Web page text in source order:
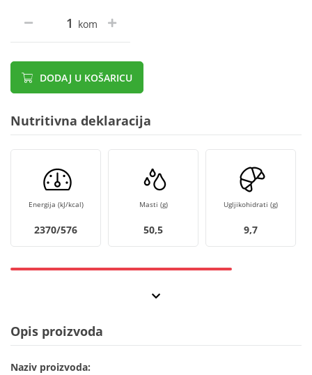
kom
DODAJ U KOŠARICU
Nutritivna deklaracija
Energija (kJ/kcal)
2370/576
Masti (g)
50,5
Ugljikohidrati (g)
9,7
Opis proizvoda
Naziv proizvoda: